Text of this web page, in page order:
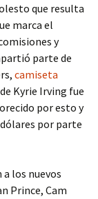
que resulta
marca el
y
parte de
camiseta
Kyrie Irving fue
por esto y
por parte
los nuevos
Prince, Cam